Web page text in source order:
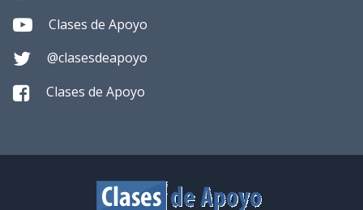
Clases de Apoyo
@clasesdeapoyo
Clases de Apoyo